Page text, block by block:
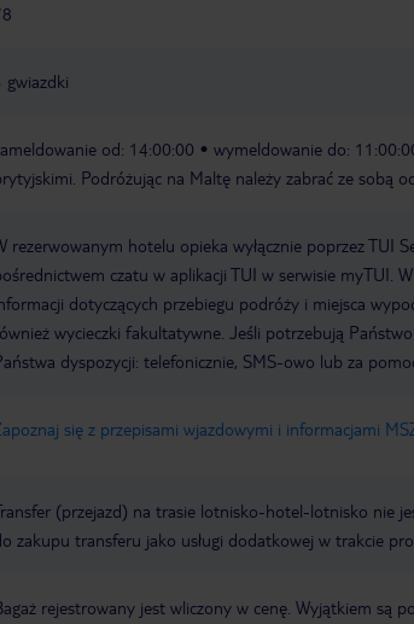
gwiazdki
od: 14:00:00 wymeldowanie do:
Podróżując na Maltę należy zabrać ze sobą
rezerwowanym hotelu opieka wyłącznie poprzez TUI
czatu w aplikacji TUI w serwisie myTUI.
dotyczących przebiegu podróży i miejsca
wycieczki fakultatywne. Jeśli potrzebują
dyspozycji: telefonicznie, SMS-owo lub za
się z przepisami wjazdowymi i informacjami
(przejazd) na trasie lotnisko-hotel-lotnisko nie
zakupu transferu jako usługi dodatkowej w trakcie
rejestrowany jest wliczony w cenę. Wyjątkiem są